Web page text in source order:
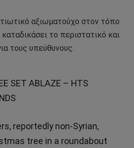
αξιωματούχο στον τόπο
το περιστατικό και
τους υπεύθυνους.
SET ABLAZE – HTS
reportedly non-Syrian,
tree in a roundabout